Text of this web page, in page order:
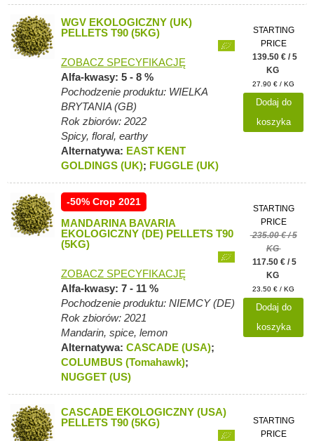
WGV EKOLOGICZNY (UK)
PELLETS T90 (5KG)
ZOBACZ SPECYFIKACJĘ
Alfa-kwasy: 5 - 8 %
Pochodzenie produktu: WIELKA
BRYTANIA (GB)
Rok zbiorów: 2022
Spicy, floral, earthy
Alternatywa: EAST KENT
GOLDINGS (UK); FUGGLE (UK)
STARTING
PRICE
139.50 € / 5
KG
27.90 € / KG
Dodaj do
koszyka
-50% Crop 2021
MANDARINA BAVARIA
EKOLOGICZNY (DE) PELLETS T90
(5KG)
ZOBACZ SPECYFIKACJĘ
Alfa-kwasy: 7 - 11 %
Pochodzenie produktu: NIEMCY (DE)
Rok zbiorów: 2021
Mandarin, spice, lemon
Alternatywa: CASCADE (USA);
COLUMBUS (Tomahawk);
NUGGET (US)
STARTING
PRICE
235.00 € / 5
KG
117.50 € / 5
KG
23.50 € / KG
Dodaj do
koszyka
CASCADE EKOLOGICZNY (USA)
PELLETS T90 (5KG)
STARTING
PRICE